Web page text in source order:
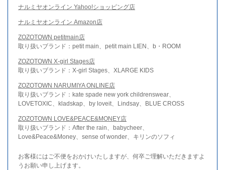
ナルミヤオンライン Yahoo!ショッピング店
ナルミヤオンライン Amazon店
ZOZOTOWN petitmain店
取り扱いブランド：petit main、petit main LIEN、b・ROOM
ZOZOTOWN X-girl Stages店
取り扱いブランド：X-girl Stages、XLARGE KIDS
ZOZOTOWN NARUMIYA ONLINE店
取り扱いブランド：kate spade new york childrenswear、
LOVETOXIC、kladskap、by loveit、Lindsay、BLUE CROSS
ZOZOTOWN LOVE&PEACE&MONEY店
取り扱いブランド：After the rain、babycheer、
Love&Peace&Money、sense of wonder、キリンのソフィ
お客様にはご不便をおかけいたしますが、何卒ご理解いただきますよ
うお願い申し上げます。